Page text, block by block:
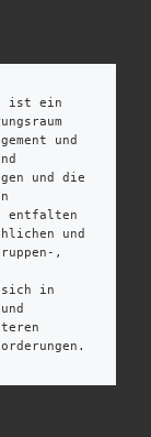
ist ein
und
und die
entfalten
und
,
in